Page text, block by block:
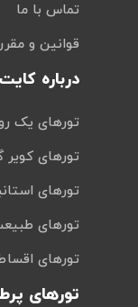
تماس با ما
قوانین و
درباره کایت
تورهای یک
تورهای کویر
تورهای
تورهای
تورهای
تورهای